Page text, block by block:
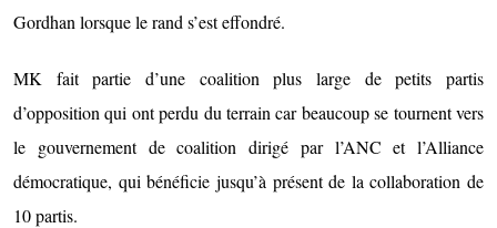
Gordhan lorsque le rand s’est effondré.
MK fait partie d’une coalition plus large de petits partis
d’opposition qui ont perdu du terrain car beaucoup se tournent vers
le gouvernement de coalition dirigé par l’ANC et l’Alliance
démocratique, qui bénéficie jusqu’à présent de la collaboration de
10 partis.